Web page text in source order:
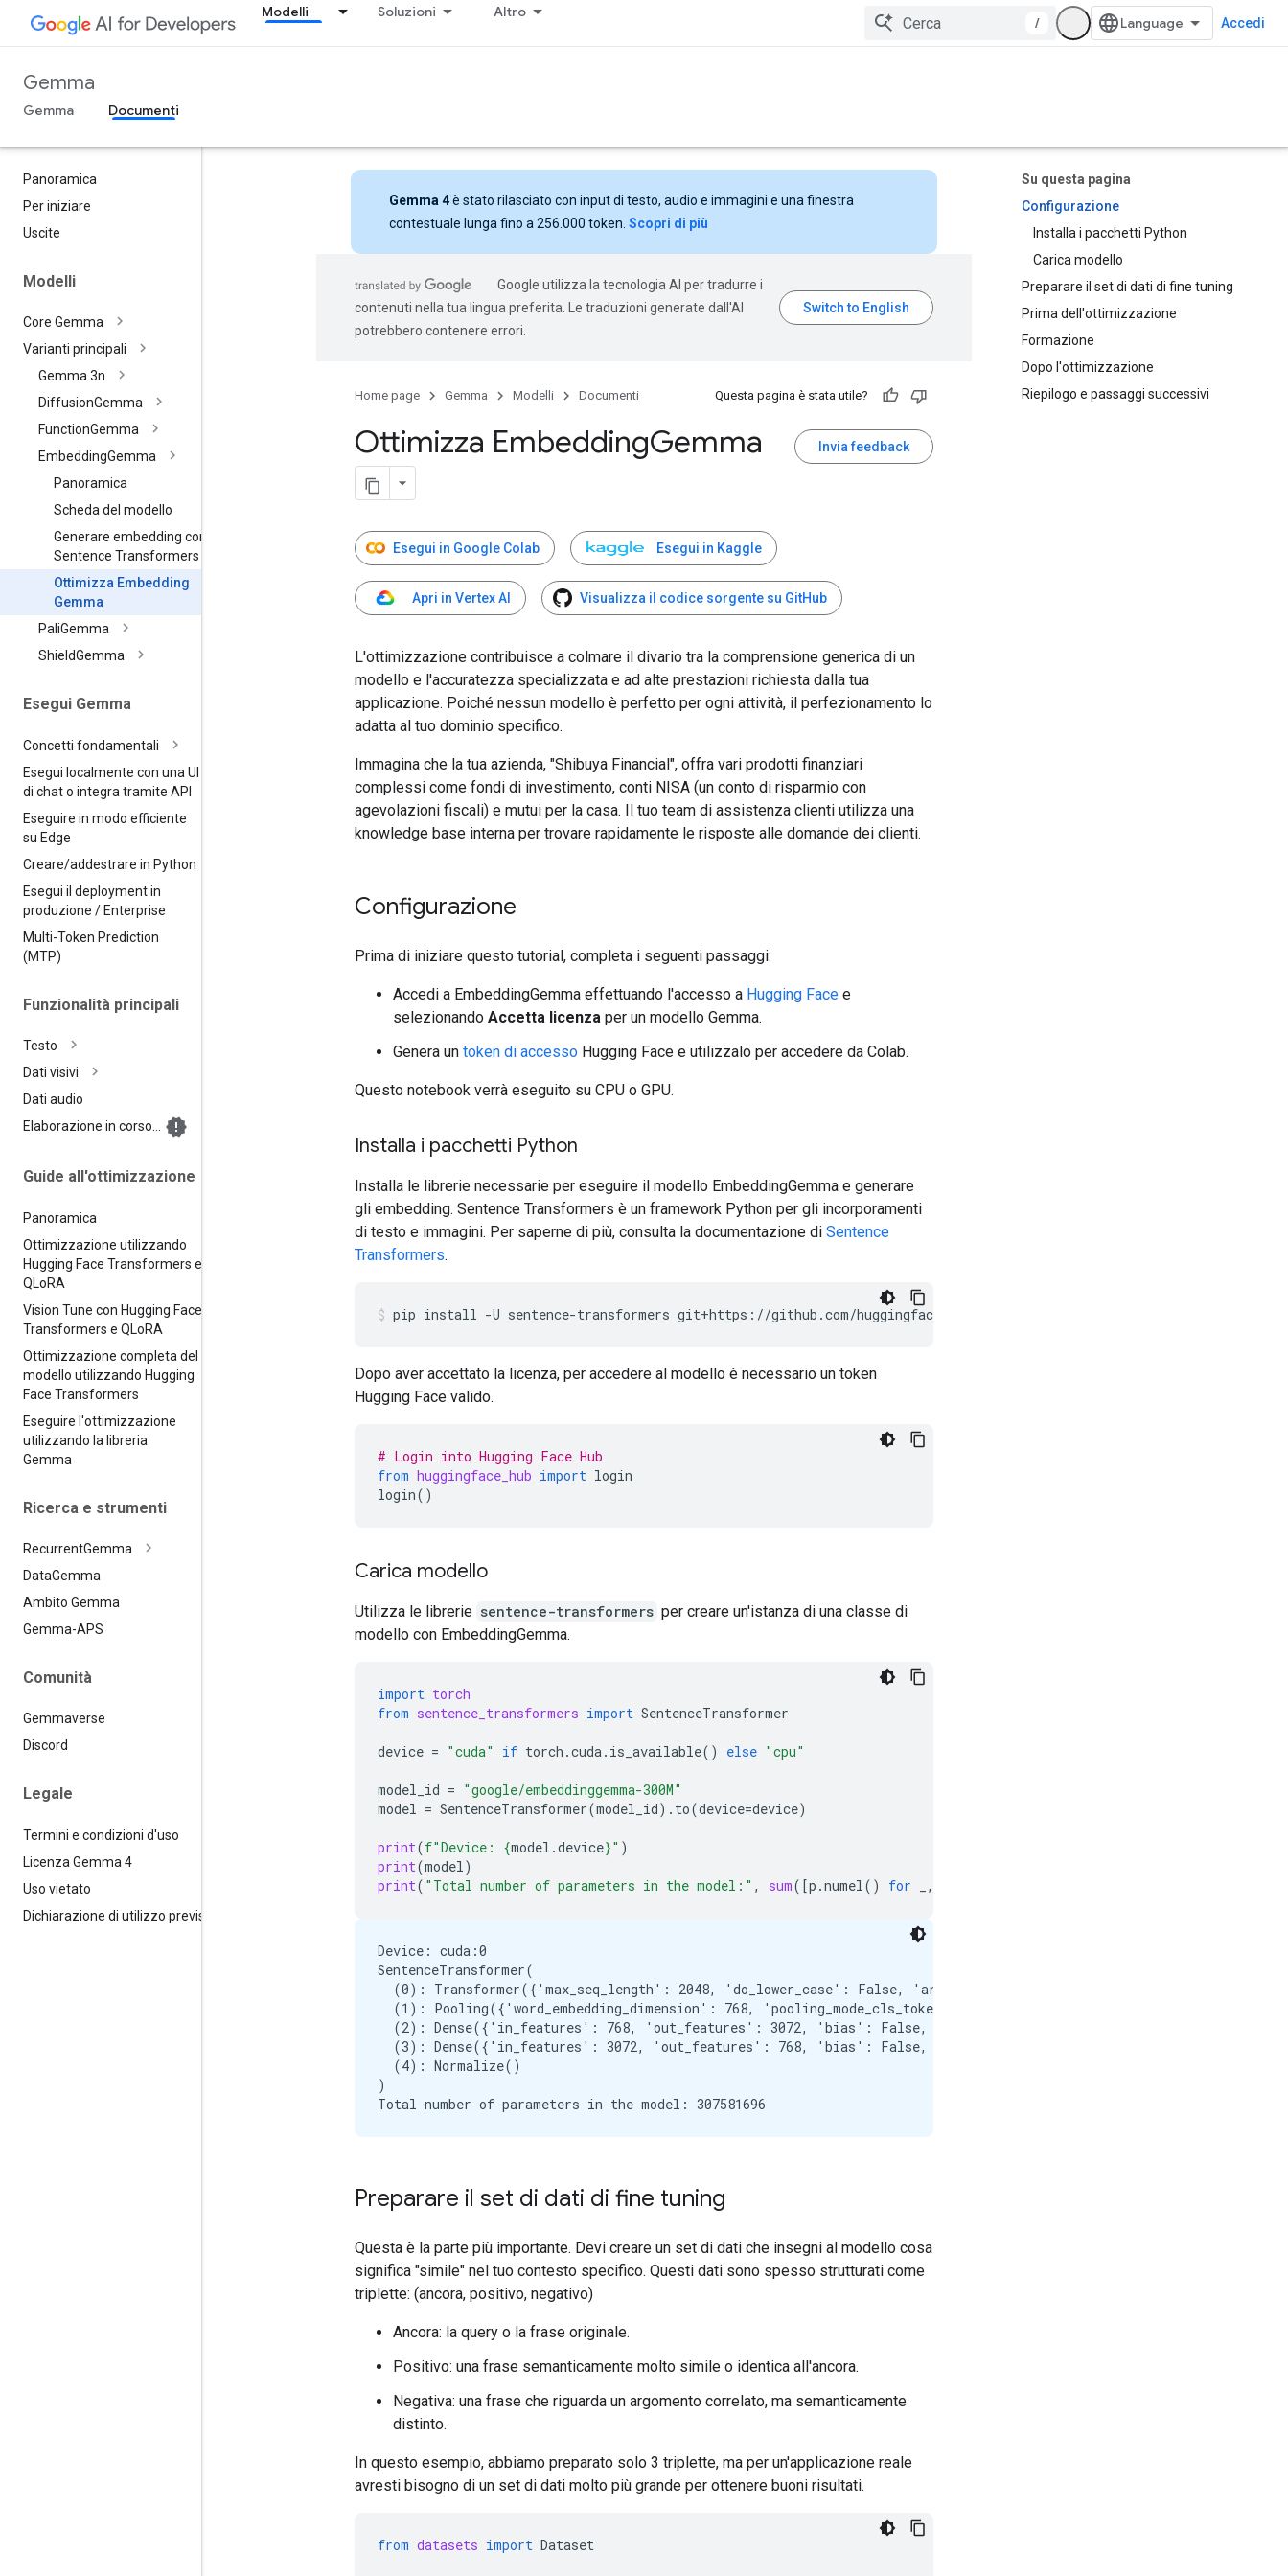
Modelli Soluzioni Altro
/ Accedi
Gemma
Gemma Documenti
Panoramica
Per iniziare
Uscite
Modelli
Core Gemma
Varianti principali
Gemma 3n
DiffusionGemma
FunctionGemma
EmbeddingGemma
Panoramica
Scheda del modello
Generare embedding con
Sentence Transformers
Ottimizza Embedding
Gemma
PaliGemma
ShieldGemma
Esegui Gemma
Concetti fondamentali
Esegui localmente con una UI
di chat o integra tramite API
Eseguire in modo efficiente
su Edge
Creare/addestrare in Python
Esegui il deployment in
produzione / Enterprise
Multi-Token Prediction
(MTP)
Funzionalità principali
Testo
Dati visivi
Dati audio
Elaborazione in corso…
Guide all'ottimizzazione
Panoramica
Ottimizzazione utilizzando
Hugging Face Transformers e
QLoRA
Vision Tune con Hugging Face
Transformers e QLoRA
Ottimizzazione completa del
modello utilizzando Hugging
Face Transformers
Eseguire l'ottimizzazione
utilizzando la libreria
Gemma
Ricerca e strumenti
RecurrentGemma
DataGemma
Ambito Gemma
Gemma-APS
Comunità
Gemmaverse
Discord
Legale
Termini e condizioni d'uso
Licenza Gemma 4
Uso vietato
Dichiarazione di utilizzo previsto
Su questa pagina
Configurazione
Installa i pacchetti Python
Carica modello
Preparare il set di dati di fine tuning
Prima dell'ottimizzazione
Formazione
Dopo l'ottimizzazione
Riepilogo e passaggi successivi
Gemma 4è stato rilasciato con input di testo, audio e immagini e una finestra
contestuale lunga fino a 256.000 token. Scopri di più
Google utilizza la tecnologia AI per tradurre i
contenuti nella tua lingua preferita. Le traduzioni generate dall'AI
potrebbero contenere errori.
Home page Gemma Modelli Documenti Questa pagina è stata utile?
Invia feedback
Ottimizza EmbeddingGemma
Esegui in Google Colab Esegui in Kaggle
Apri in Vertex AI Visualizza il codice sorgente su GitHub
L'ottimizzazione contribuisce a colmare il divario tra la comprensione generica di un
modello e l'accuratezza specializzata e ad alte prestazioni richiesta dalla tua
applicazione. Poiché nessun modello è perfetto per ogni attività, il perfezionamento lo
adatta al tuo dominio specifico.
Immagina che la tua azienda, "Shibuya Financial", offra vari prodotti finanziari
complessi come fondi di investimento, conti NISA (un conto di risparmio con
agevolazioni fiscali) e mutui per la casa. Il tuo team di assistenza clienti utilizza una
knowledge base interna per trovare rapidamente le risposte alle domande dei clienti.
Configurazione
Prima di iniziare questo tutorial, completa i seguenti passaggi:
Accedi a EmbeddingGemma effettuando l'accesso a Hugging Face e
selezionando Accetta licenza per un modello Gemma.
Genera un token di accesso Hugging Face e utilizzalo per accedere da Colab.
Questo notebook verrà eseguito su CPU o GPU.
Installa i pacchetti Python
Installa le librerie necessarie per eseguire il modello EmbeddingGemma e generare
gli embedding. Sentence Transformers è un framework Python per gli incorporamenti
di testo e immagini. Per saperne di più, consulta la documentazione di Sentence
Transformers.
pip install -U sentence-transformers git+https://github.com/huggingface/transformers@v4.56.0-Embedding-Gemma-
Dopo aver accettato la licenza, per accedere al modello è necessario un token
Hugging Face valido.
# Login into Hugging Face Hub
from huggingface_hub import login
login()
Carica modello
Utilizza le librerie sentence-transformers per creare un'istanza di una classe di
modello con EmbeddingGemma.
import torch
from sentence_transformers import SentenceTransformer
device = "cuda" if torch .cuda. is_available() else "cpu"
model_id = "google/embeddinggemma-300M"
model = SentenceTransformer(model_id) . to(device=device)
print(f"Device: {model .device}" )
print(model)
print( "Total number of parameters in the model:" , sum([p .numel() for ,
Device: cuda:0
SentenceTransformer(
  (0): Transformer({'max_seq_length': 2048, 'do_lower_case': False, 'architecture': 'Gemma3TextModel'})
(1): Pooling({'word_embedding_dimension': 768, 'pooling_mode_cls_token': False, 'pooling_mode_mean_tokens':
(2): Dense({'in_features': 768, 'out_features': 3072, 'bias': False, 'activation_function':
(3): Dense({'in_features': 3072, 'out_features': 768, 'bias': False, 'activation_function':
  (4): Normalize()
)
Preparare il set di dati di fine tuning
Questa è la parte più importante. Devi creare un set di dati che insegni al modello cosa
significa "simile" nel tuo contesto specifico. Questi dati sono spesso strutturati come
triplette: (ancora, positivo, negativo)
Ancora: la query o la frase originale.
Positivo: una frase semanticamente molto simile o identica all'ancora.
Negativa: una frase che riguarda un argomento correlato, ma semanticamente
distinto.
In questo esempio, abbiamo preparato solo 3 triplette, ma per un'applicazione reale
avresti bisogno di un set di dati molto più grande per ottenere buoni risultati.
from datasets import Dataset